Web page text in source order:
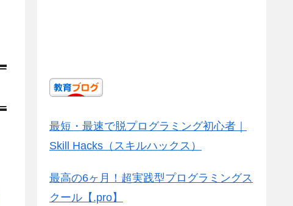
最短・最速で脱プログラミング初心者｜
Skill Hacks（スキルハックス）
最高の6ヶ月！超実践型プログラミングス
クール【.pro】